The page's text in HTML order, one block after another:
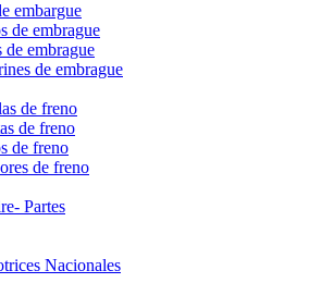
embargue
de embrague
de embrague
de embrague
de freno
de freno
de freno
de freno
Partes
Nacionales